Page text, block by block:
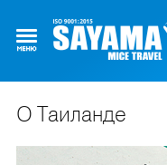
О Таиланде